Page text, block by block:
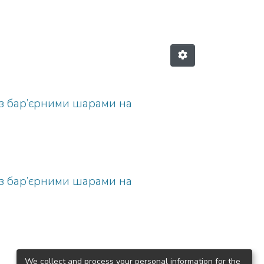
бар’єрними шарами на
бар’єрними шарами на
We collect and process your personal information for the